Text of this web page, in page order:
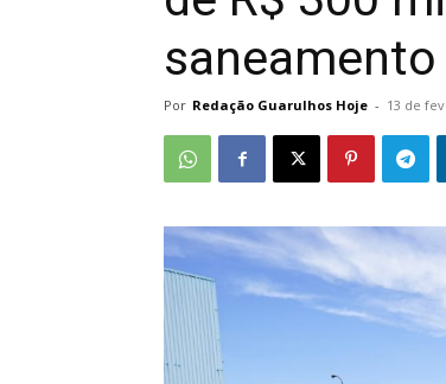
Por Redação Guarulhos Hoje - 13 de